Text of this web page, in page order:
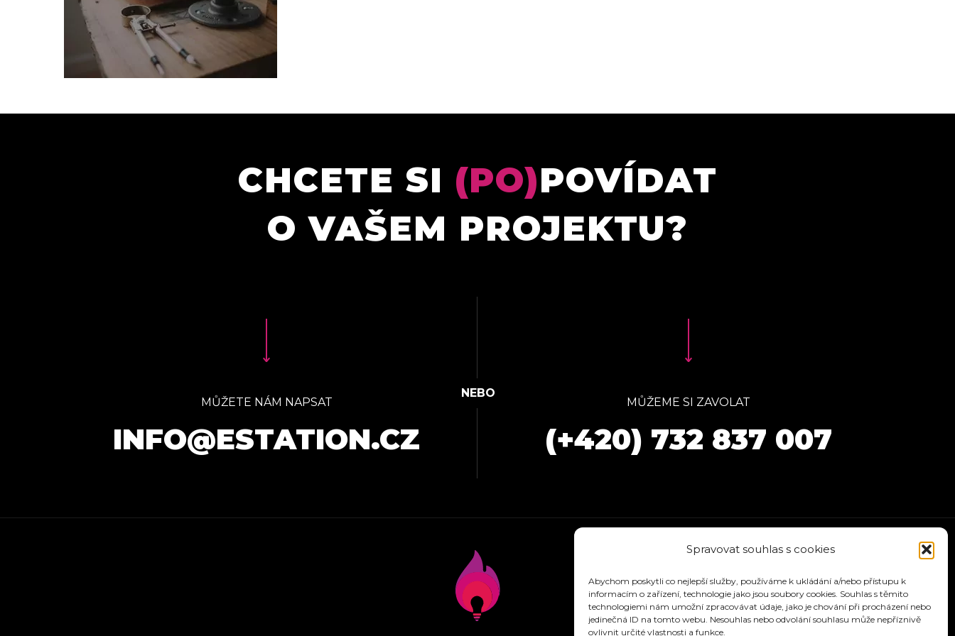
Spravovat souhlas s cookies
Abychom poskytli co nejlepší služby, používáme k ukládání a/nebo přístupu k
informacím o zařízení, technologie jako jsou soubory cookies. Souhlas s těmito
technologiemi nám umožní zpracovávat údaje, jako je chování při procházení nebo
jedinečná ID na tomto webu. Nesouhlas nebo odvolání souhlasu může nepříznivě
ovlivnit určité vlastnosti a funkce.
CHCETE SI (PO)POVÍDAT
O VAŠEM PROJEKTU?
MŮŽETE NÁM NAPSAT
INFO@ESTATION.CZ
MŮŽEME SI ZAVOLAT
(+420) 732 837 007